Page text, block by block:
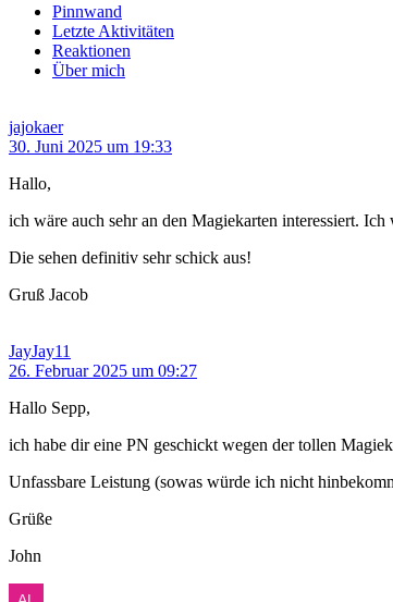
Pinnwand
Letzte Aktivitäten
Reaktionen
Über mich
jajokaer
30. Juni 2025 um 19:33
Hallo,
ich wäre auch sehr an den Magiekarten interessiert.
Die sehen definitiv sehr schick aus!
Gruß Jacob
JayJay11
26. Februar 2025 um 09:27
Hallo Sepp,
ich habe dir eine PN geschickt wegen der tollen
Unfassbare Leistung (sowas würde ich nicht
Grüße
John